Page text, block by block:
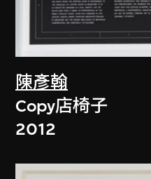
陳彥翰
Copy店椅子
2012